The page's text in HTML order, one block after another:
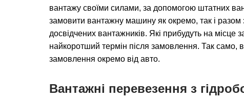
вантажу своїми силами, за допомогою штатних
замовити вантажну машину як окремо, так і разом
досвідчених вантажників. Які прибудуть на місце
найкоротший термін після замовлення. Так само,
замовлення окремо від авто.
Вантажні перевезення з